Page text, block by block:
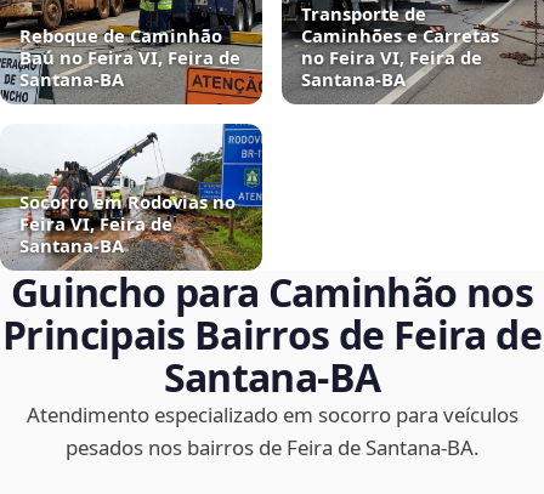
Reboque de Caminhão
Baú no Feira VI, Feira de
Santana‑BA
Transporte de
Caminhões e Carretas
no Feira VI, Feira de
Santana‑BA
Socorro em Rodovias no
Feira VI, Feira de
Santana‑BA
Guincho para Caminhão nos
Principais Bairros de Feira de
Santana‑BA
Atendimento especializado em socorro para veículos
pesados nos bairros de Feira de Santana‑BA.